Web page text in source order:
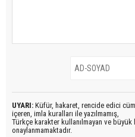
UYARI: Küfür, hakaret, rencide edici
içeren, imla kuralları ile yazılmamış,
Türkçe karakter kullanılmayan ve büyük
onaylanmamaktadır.